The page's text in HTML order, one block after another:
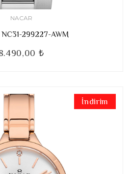
NACAR
299227-AWM
₺
İndirim